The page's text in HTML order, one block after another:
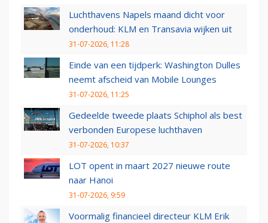
Luchthavens Napels maand dicht voor
onderhoud: KLM en Transavia wijken uit
31-07-2026, 11:28
Einde van een tijdperk: Washington Dulles
neemt afscheid van Mobile Lounges
31-07-2026, 11:25
Gedeelde tweede plaats Schiphol als best
verbonden Europese luchthaven
31-07-2026, 10:37
LOT opent in maart 2027 nieuwe route
naar Hanoi
31-07-2026, 9:59
Voormalig financieel directeur KLM Erik